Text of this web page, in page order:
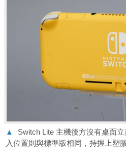
▲
Switch Lite 主機後方沒有桌面
入位置則與標準版相同，持握上塑